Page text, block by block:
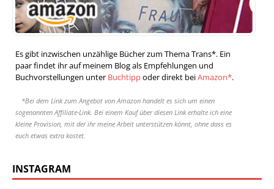
Es gibt inzwischen unzählige Bücher zum Thema Trans*. Ein
paar findet ihr auf meinem Blog als Empfehlungen und
Buchvorstellungen unter Buchtippoder direkt beiAmazon*.
*Bei dem Link zum Angebot von Amazon handelt es sich um einen
sogenannten Affiliate-Link. Bei einem Kauf über diesen Link erhalte ich eine
kleine Provision, mit der ihr meine Arbeit unterstützen könnt, ohne dass es
euch etwas extra kostet.
INSTAGRAM